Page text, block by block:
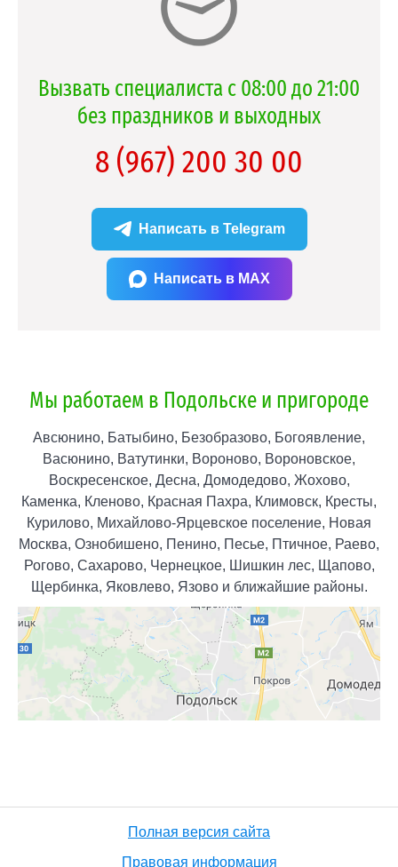
Вызвать специалиста с 08:00 до 21:00
без праздников и выходных
8 (967) 200 30 00
Написать в Telegram
Написать в MAX
Мы работаем в Подольске и пригороде
Авсюнино, Батыбино, Безобразово, Богоявление,
Васюнино, Ватутинки, Вороново, Вороновское,
Воскресенское, Десна, Домодедово, Жохово,
Каменка, Кленово, Красная Пахра, Климовск, Кресты,
Курилово, Михайлово-Ярцевское поселение, Новая
Москва, Ознобишено, Пенино, Песье, Птичное, Раево,
Рогово, Сахарово, Чернецкое, Шишкин лес, Щапово,
Щербинка, Яковлево, Язово и ближайшие районы.
Полная версия сайта
Правовая информация